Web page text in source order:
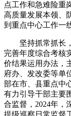
点工作和急难险重
高质量发展本领、
到重点中心工作一
坚持抓常抓长
完善年度综合考核
价结果运用办法，
府办、发改委等单
部在市、县重点中
有力引导干部主要
合监督，2024年，